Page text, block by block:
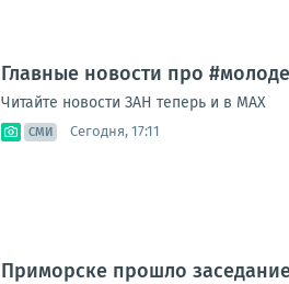
Главные новости про
Читайте новости ЗАН теперь и в MAX
СМИ Сегодня, 17:11
Приморске прошло